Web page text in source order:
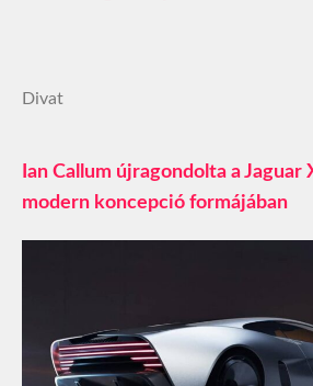
Divat
Ian Callum újragondolta a Jaguar
modern koncepció formájában